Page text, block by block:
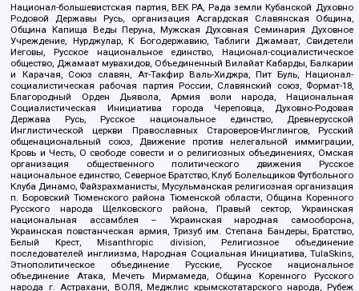
Национал-большевистская партия, ВЕК РА, Рада земли Кубанской Духовно
Родовой Державы Русь, организация Асгардская Славянская Община,
Община Капища Веды Перуна, Мужская Духовная Семинария Духовное
Учреждение, Нурджулар, К Богодержавию, Таблиги Джамаат, Свидетели
Иеговы, Русское национальное единство, Национал-социалистическое
общество, Джамаат мувахидов, Объединенный Вилайат Кабарды, Балкарии
и Карачая, Союз славян, Ат-Такфир Валь-Хиджра, Пит Буль, Национал-
социалистическая рабочая партия России, Славянский союз, Формат-18,
Благородный Орден Дьявола, Армия воли народа, Национальная
Социалистическая Инициатива города Череповца, Духовно-Родовая
Держава Русь, Русское национальное единство, Древнерусской
Инглистической церкви Православных Староверов-Инглингов, Русский
общенациональный союз, Движение против нелегальной иммиграции,
Кровь и Честь, О свободе совести и о религиозных объединениях, Омская
организация общественного политического движения Русское
национальное единство, Северное Братство, Клуб Болельщиков Футбольного
Клуба Динамо, Файзрахманисты, Мусульманская религиозная организация
п. Боровский Тюменского района Тюменской области, Община Коренного
Русского народа Щелковского района, Правый сектор, Украинская
национальная ассамблея – Украинская народная самооборона,
Украинская повстанческая армия, Тризуб им. Степана Бандеры, Братство,
Белый Крест, Misanthropic division, Религиозное объединение
последователей инглиизма, Народная Социальная Инициатива, TulaSkins,
Этнополитическое объединение Русские, Русское национальное
объединение Атака, Мечеть Мирмамеда, Община Коренного Русского
народа г. Астрахани, ВОЛЯ, Меджлис крымскотатарского народа, Рубеж